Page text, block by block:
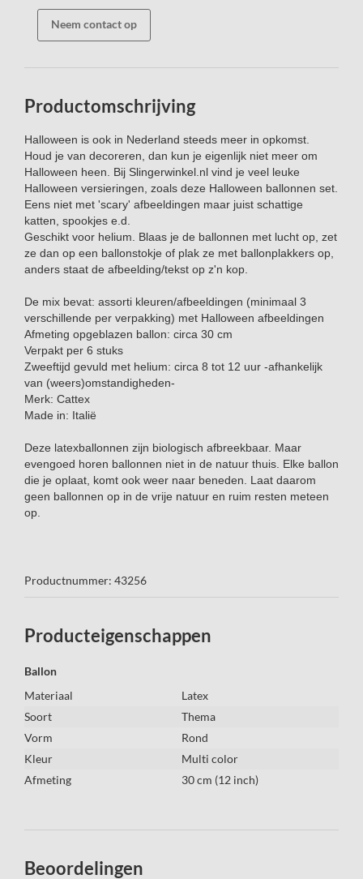
Neem contact op
Productomschrijving
Halloween is ook in Nederland steeds meer in opkomst.
Houd je van decoreren, dan kun je eigenlijk niet meer om
Halloween heen. Bij Slingerwinkel.nl vind je veel leuke
Halloween versieringen, zoals deze Halloween ballonnen set.
Eens niet met 'scary' afbeeldingen maar juist schattige
katten, spookjes e.d.
Geschikt voor helium. Blaas je de ballonnen met lucht op, zet
ze dan op een ballonstokje of plak ze met ballonplakkers op,
anders staat de afbeelding/tekst op z'n kop.
De mix bevat: assorti kleuren/afbeeldingen (minimaal 3
verschillende per verpakking) met Halloween afbeeldingen
Afmeting opgeblazen ballon: circa 30 cm
Verpakt per 6 stuks
Zweeftijd gevuld met helium: circa 8 tot 12 uur -afhankelijk
van (weers)omstandigheden-
Merk: Cattex
Made in: Italië
Deze latexballonnen zijn biologisch afbreekbaar. Maar
evengoed horen ballonnen niet in de natuur thuis. Elke ballon
die je oplaat, komt ook weer naar beneden. Laat daarom
geen ballonnen op in de vrije natuur en ruim resten meteen
op.
Productnummer: 43256
Producteigenschappen
Ballon
Materiaal
Latex
Soort
Thema
Vorm
Rond
Kleur
Multi color
Afmeting
30 cm (12 inch)
Beoordelingen